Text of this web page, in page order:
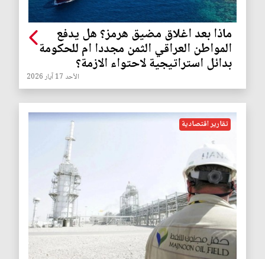
ماذا بعد اغلاق مضيق هرمز؟ هل يدفع
المواطن العراقي الثمن مجددا ام للحكومة
بدائل استراتيجية لاحتواء الازمة؟
الأحد 17 آيار 2026
تقارير اقتصادية